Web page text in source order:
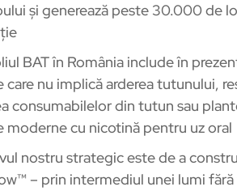
și generează peste 30.000 de
BAT în România include în
care nu implică arderea tutunului,
consumabilelor din tutun sau
moderne cu nicotină pentru uz oral
nostru strategic este de a
– prin intermediul unei lumi